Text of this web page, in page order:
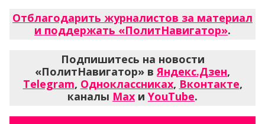
Отблагодарить журналистов за материал
и поддержать «ПолитНавигатор».
Подпишитесь на новости
«ПолитНавигатор» вЯндекс.Дзен,
Telegram, Одноклассниках, Вконтакте,
каналы Max и YouTube.